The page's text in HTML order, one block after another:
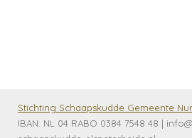
Stichting Schaapskudde Gemeente
IBAN: NL 04 RABO 0384 7548 48 |